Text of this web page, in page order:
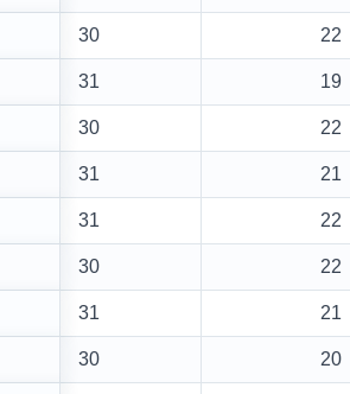
30 22
31 19
30 22
31 21
31 22
30 22
31 21
30 20